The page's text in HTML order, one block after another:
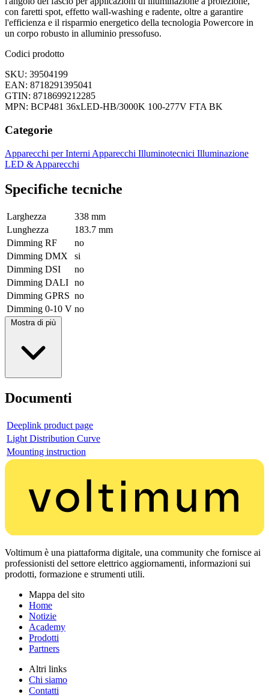
con faretti spot, effetto wall-washing e radente, oltre a garantire
l'efficienza e il risparmio energetico della tecnologia Powercore in
un corpo robusto in alluminio pressofuso.
Codici prodotto
SKU: 39504199
EAN: 8718291395041
GTIN: 8718699212285
MPN: BCP481 36xLED-HB/3000K 100-277V FTA BK
Categorie
Apparecchi per Interni Apparecchi Illuminotecnici Illuminazione
LED & Apparecchi
Specifiche tecniche
Larghezza
338 mm
Lunghezza
183.7 mm
Dimming RF
no
Dimming DMX
si
Dimming DSI
no
Dimming DALI no
Dimming GPRS no
Dimming 0-10 V no
Mostra di più
Documenti
Deeplink product page
Light Distribution Curve
Mounting instruction
Voltimum è una piattaforma digitale, una community che fornisce ai
professionisti del settore elettrico aggiornamenti, informazioni sui
prodotti, formazione e strumenti utili.
Mappa del sito
Home
Notizie
Academy
Prodotti
Partners
Altri links
Chi siamo
Contatti